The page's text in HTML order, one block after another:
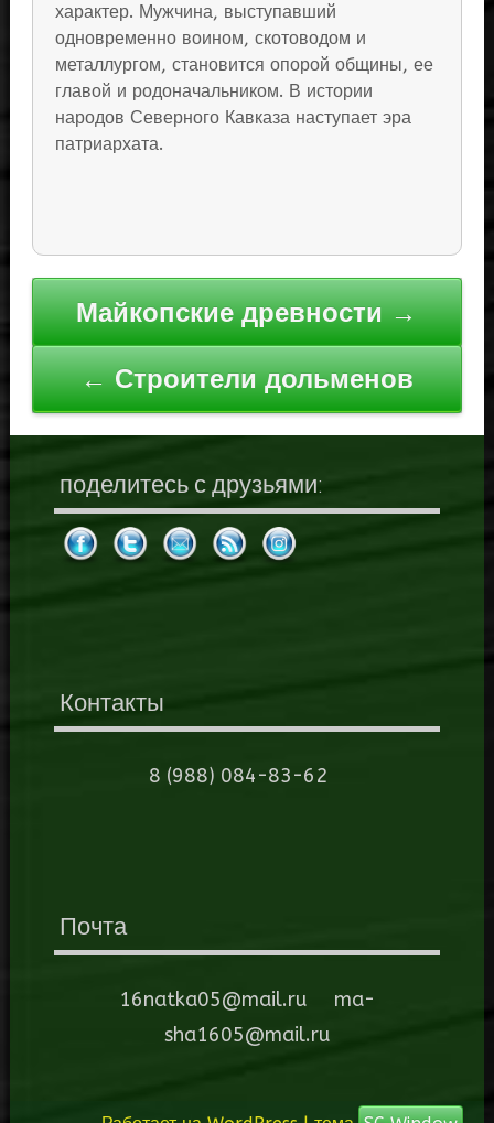
характер. Мужчина, выступавший
одновременно воином, скотоводом и
металлургом, становится опорой общины, ее
главой и родоначальником. В истории
народов Северного Кавказа наступает эра
патриархата.
Навигация
по
записям
Майкопские древности →
← Строители дольменов
поделитесь с друзьями:
Контакты
8 (988) 084-83-62
Почта
16natka05@mail.ru ma-
sha1605@mail.ru